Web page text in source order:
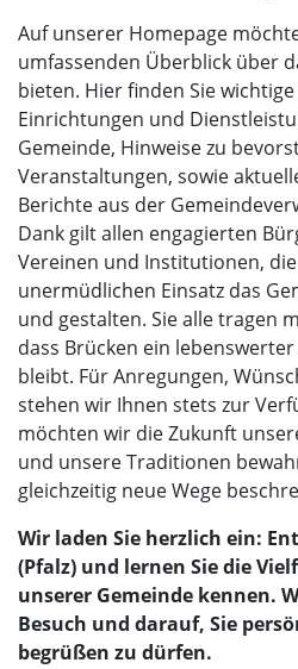
Auf unserer Homepage
umfassenden Überblick über
bieten. Hier finden Sie
Einrichtungen und
Gemeinde, Hinweise zu
Veranstaltungen, sowie
Berichte aus der
Dank gilt allen engagierten
Vereinen und Institutionen,
unermüdlichen Einsatz das
und gestalten. Sie alle tragen
dass Brücken ein
bleibt. Für Anregungen,
stehen wir Ihnen stets zur
möchten wir die Zukunft
und unsere Traditionen
gleichzeitig neue Wege
Wir laden Sie herzlich ein:
(Pfalz) und lernen Sie die
unserer Gemeinde kennen.
Besuch und darauf, Sie
begrüßen zu dürfen.